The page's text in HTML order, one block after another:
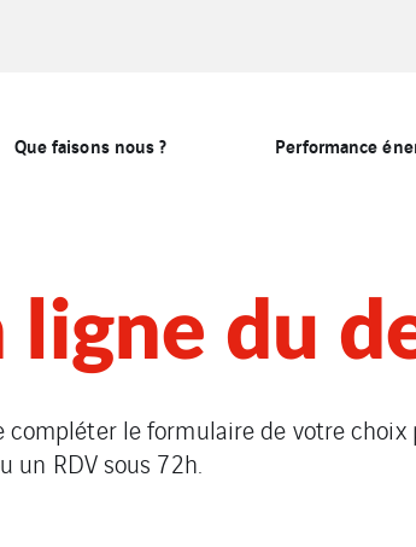
Que faisons nous ? Performance
ligne du
compléter le formulaire de votre
un RDV sous 72h.